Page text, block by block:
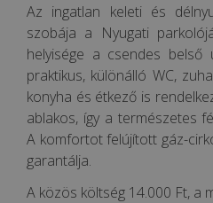
Az ingatlan keleti és
szobája a Nyugati
helyisége a csendes belső
praktikus, különálló WC,
konyha és étkező is
ablakos, így a természetes
A komfortot felújított gáz-
garantálja.
A közös költség 14.000 Ft, a